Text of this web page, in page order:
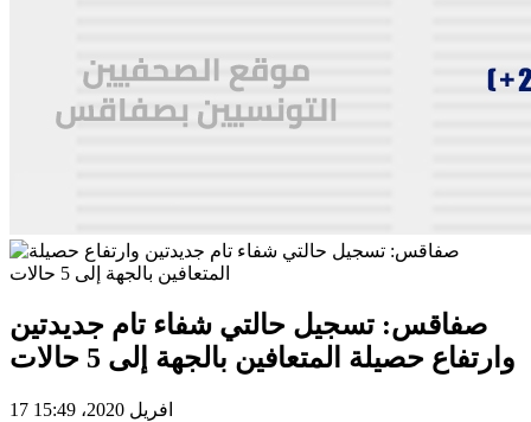
صفاقس: تسجيل حالتي شفاء تام جديدتين
وارتفاع حصيلة المتعافين بالجهة إلى 5 حالات
17 افريل 2020، 15:49